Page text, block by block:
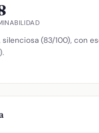
(83/100), con